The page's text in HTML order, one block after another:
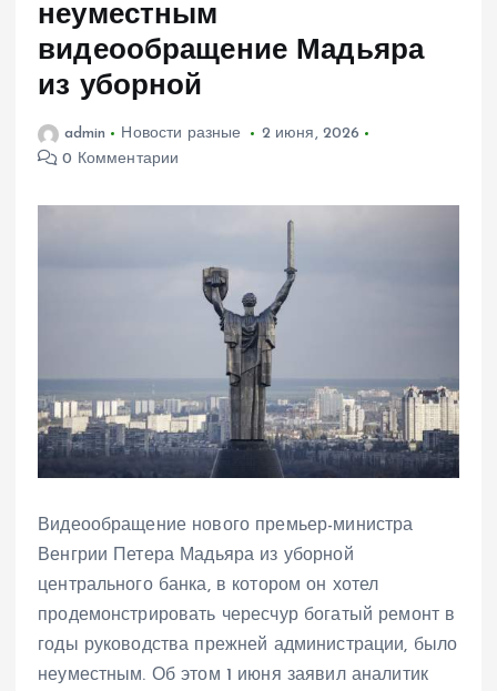
неуместным
видеообращение Мадьяра
из уборной
admin Новости разные
2 июня, 2026
0 Комментарии
Видеообращение нового премьер-министра
Венгрии Петера Мадьяра из уборной
центрального банка, в котором он хотел
продемонстрировать чересчур богатый ремонт в
годы руководства прежней администрации, было
неуместным. Об этом 1 июня заявил аналитик